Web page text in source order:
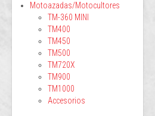
Motoazadas/Motocultores
TM-360 MINI
TM400
TM450
TM500
TM720X
TM900
TM1000
Accesorios